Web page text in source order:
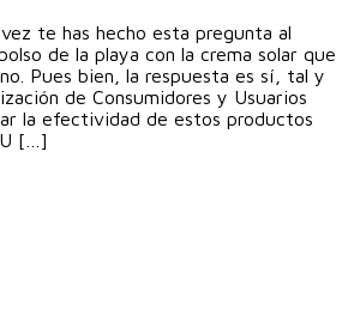
te has hecho esta pregunta al
de la playa con la crema solar que
Pues bien, la respuesta es sí, tal y
de Consumidores y Usuarios
la efectividad de estos productos
[…]